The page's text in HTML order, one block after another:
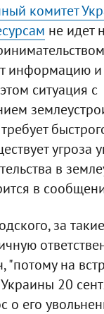
комитет
не идет
информацию и
ситуация с
угроза
в
в
за
"потому на
20
о его